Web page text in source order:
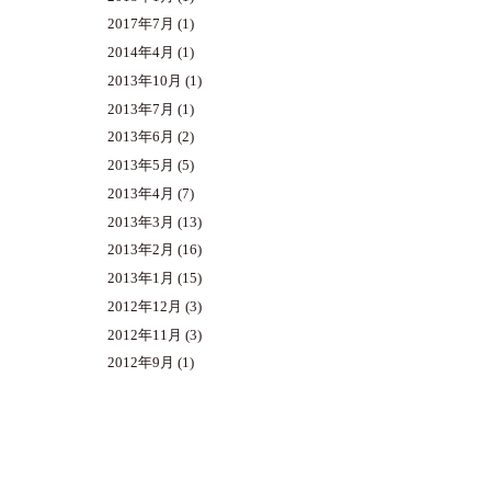
2017年7月 (1)
2014年4月 (1)
2013年10月 (1)
2013年7月 (1)
2013年6月 (2)
2013年5月 (5)
2013年4月 (7)
2013年3月 (13)
2013年2月 (16)
2013年1月 (15)
2012年12月 (3)
2012年11月 (3)
2012年9月 (1)